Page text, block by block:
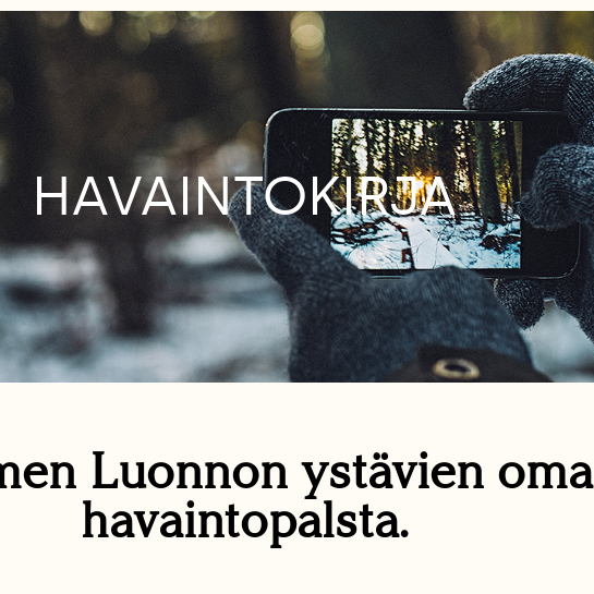
HAVAINTOKIRJA
Luonnon ystävien oma
havaintopalsta.